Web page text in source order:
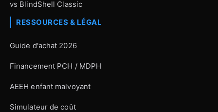
vs BlindShell Classic
RESSOURCES & LÉGAL
Guide d'achat 2026
Financement PCH / MDPH
AEEH enfant malvoyant
Simulateur de coût